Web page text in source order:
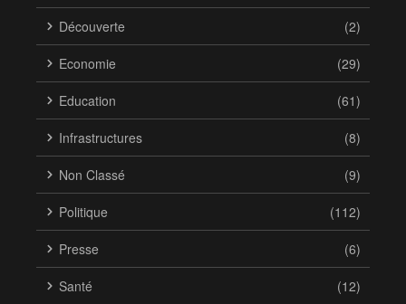
Découverte (2)
Economie (29)
Education (61)
Infrastructures (8)
Non Classé (9)
Politique (112)
Presse (6)
Santé (12)